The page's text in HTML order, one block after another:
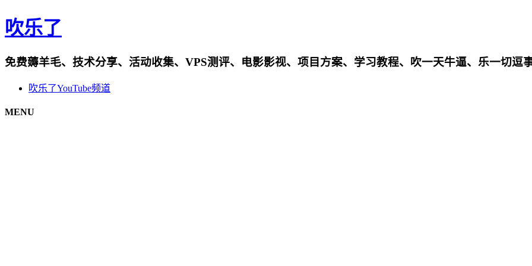
吹乐了
免费薅羊毛、技术分享、活动收集、VPS测评、电影影视、项目方案、学习教程、吹一天牛逼、乐一切逗
吹乐了YouTube频道
MENU